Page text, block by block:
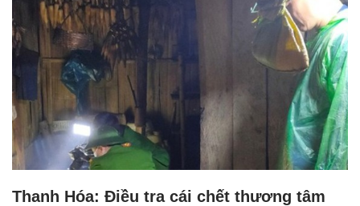
Thanh Hóa: Điều tra cái chết thương tâm